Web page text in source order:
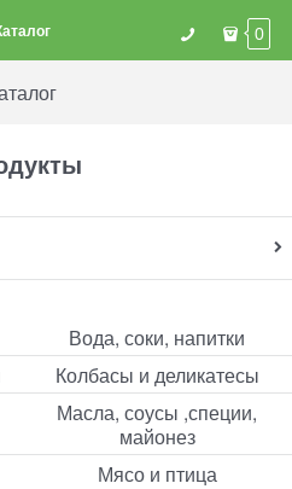
0
Вода, соки, напитки
Колбасы и деликатесы
Масла, соусы ,специи,
майонез
Мясо и птица